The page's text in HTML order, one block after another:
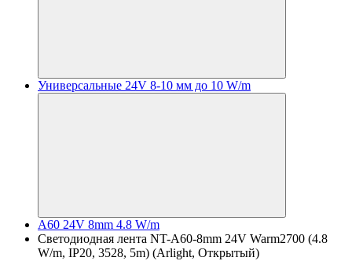
Универсальные 24V 8-10 мм до 10 W/m
A60 24V 8mm 4.8 W/m
Светодиодная лента NT-A60-8mm 24V Warm2700 (4.8
W/m, IP20, 3528, 5m) (Arlight, Открытый)